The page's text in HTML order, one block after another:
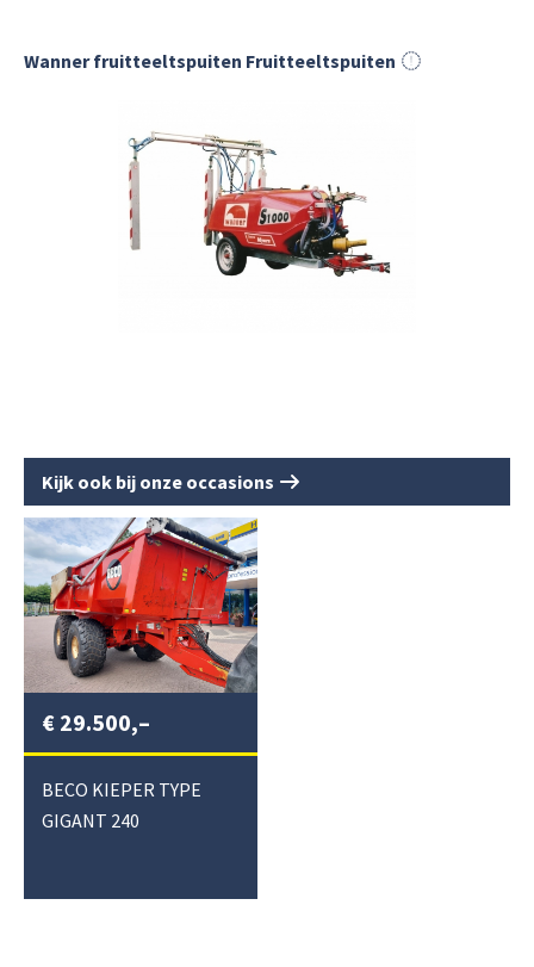
Wanner fruitteeltspuiten Fruitteeltspuiten
Kijk ook bij onze occasions
€ 29.500,–
BECO KIEPER TYPE
GIGANT 240